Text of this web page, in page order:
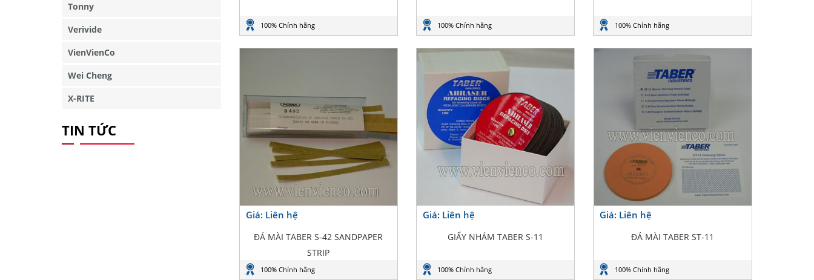
100% Chính hãng 100% Chính hãng 100% Chính hãng
Giá: Liên hệ
ĐÁ MÀI TABER S-42 SANDPAPER
STRIP
100% Chính hãng
Giá: Liên hệ
GIẤY NHÁM TABER S-11
100% Chính hãng
Giá: Liên hệ
ĐÁ MÀI TABER ST-11
100% Chính hãng
Tonny
Verivide
VienVienCo
Wei Cheng
X-RITE
TIN TỨC